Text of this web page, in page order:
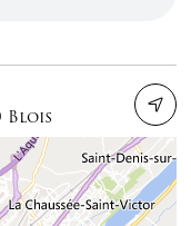
Blois